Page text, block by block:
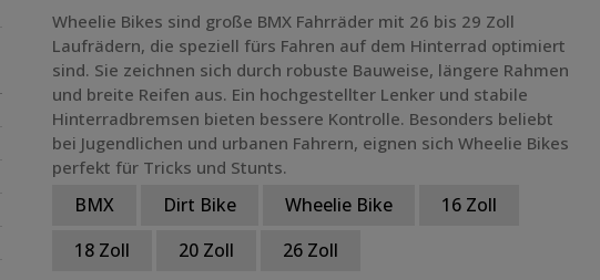
Wheelie Bikes sind große BMX Fahrräder mit 26 bis 29 Zoll
Laufrädern, die speziell fürs Fahren auf dem Hinterrad optimiert
sind. Sie zeichnen sich durch robuste Bauweise, längere Rahmen
und breite Reifen aus. Ein hochgestellter Lenker und stabile
Hinterradbremsen bieten bessere Kontrolle. Besonders beliebt
bei Jugendlichen und urbanen Fahrern, eignen sich Wheelie Bikes
perfekt für Tricks und Stunts.
BMX Dirt Bike Wheelie Bike
16 Zoll
18 Zoll
20 Zoll 26 Zoll